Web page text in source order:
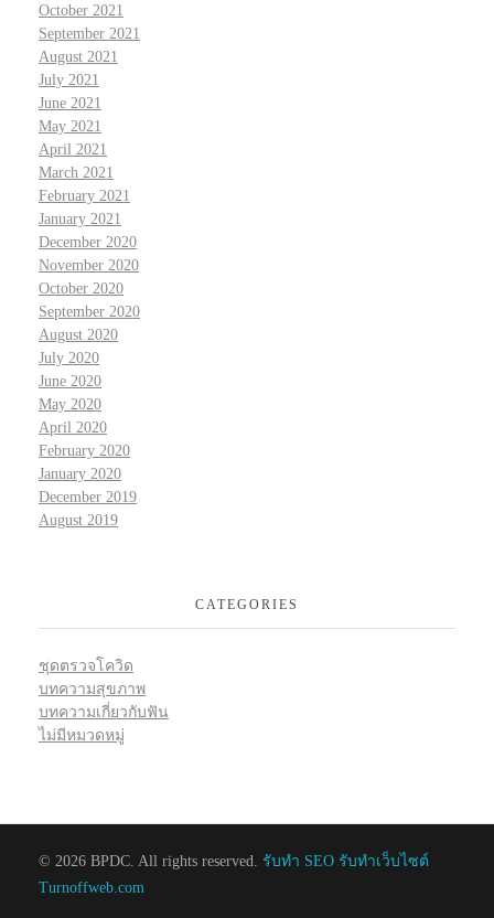
October 2021
September 2021
August 2021
July 2021
June 2021
May 2021
April 2021
March 2021
February 2021
January 2021
December 2020
November 2020
October 2020
September 2020
August 2020
July 2020
June 2020
May 2020
April 2020
February 2020
January 2020
December 2019
August 2019
CATEGORIES
ชุดตรวจโควิด
บทความสุขภาพ
บทความเกี่ยวกับฟัน
ไม่มีหมวดหมู่
© 2026 BPDC. All rights reserved. รับทำ SEO รับทำเว็บไซต์
Turnoffweb.com